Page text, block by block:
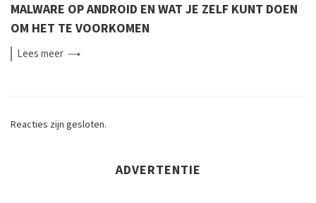
MALWARE OP ANDROID EN WAT JE ZELF KUNT DOEN
OM HET TE VOORKOMEN
Leesmeer
Reacties zijn gesloten.
ADVERTENTIE